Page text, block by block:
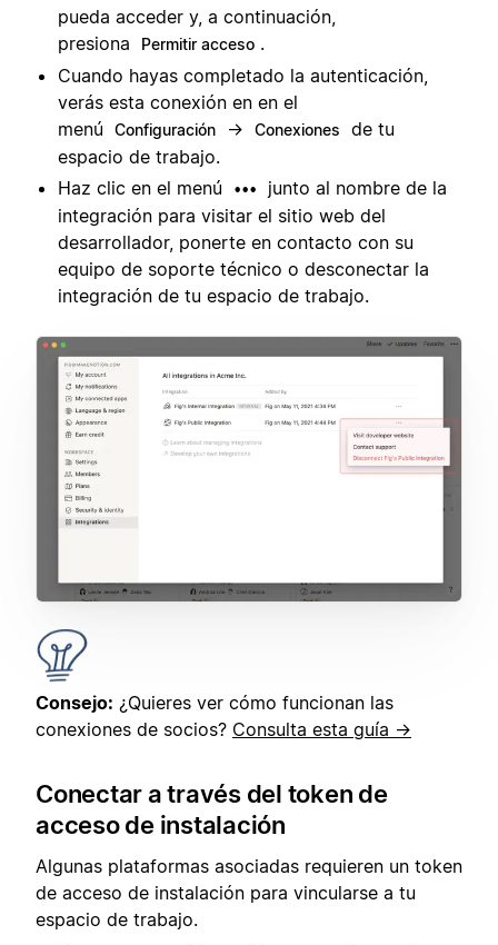
pueda acceder y, a continuación,
presiona
Permitir acceso .
Cuando hayas completado la autenticación,
verás esta conexión en en el
menú
Configuración → Conexiones
de tu
espacio de trabajo.
Haz clic en el menú
•••
junto al nombre de la
integración para visitar el sitio web del
desarrollador, ponerte en contacto con su
equipo de soporte técnico o desconectar la
integración de tu espacio de trabajo.
Consejo: ¿Quieres ver cómo funcionan las
conexiones de socios? Consulta esta guía →
Conectar a través del token de
acceso de instalación
Algunas plataformas asociadas requieren un token
de acceso de instalación para vincularse a tu
espacio de trabajo.